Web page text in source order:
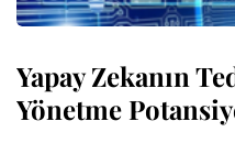
Yapay Zekanın
Yönetme